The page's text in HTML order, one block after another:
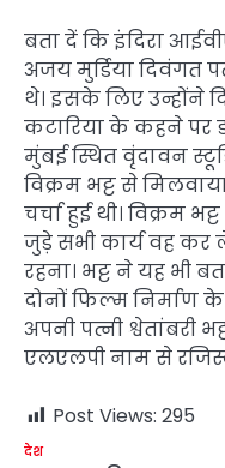
बता दें कि इंदिरा
अजय मुर्डिया दिवंगत
थे। इसके लिए उन्होंने
कटारिया के कहने पर
मुंबई स्थित वृंदावन
विक्रम भट्ट से
चर्चा हुई थी। विक्रम
जुड़े सभी कार्य वह
रहना। भट्ट ने यह भी
दोनों फिल्म निर्माण
अपनी पत्नी श्वेतांबरी
एलएलपी नाम से
Post Views: 295
देश